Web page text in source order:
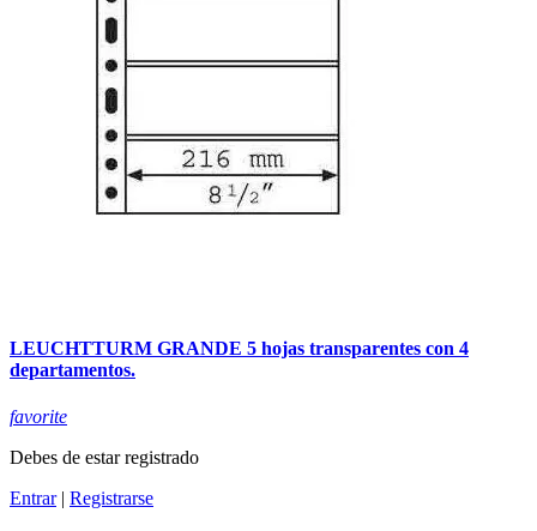
LEUCHTTURM GRANDE 5 hojas transparentes con 4
departamentos.
favorite
Debes de estar registrado
Entrar| Registrarse